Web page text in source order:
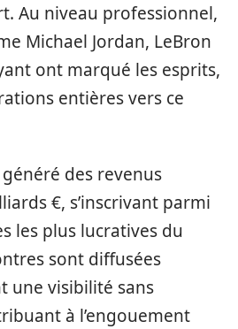
Au niveau professionnel,
Michael Jordan, LeBron
ont marqué les esprits,
entières vers ce
généré des revenus
€, s’inscrivant parmi
les plus lucratives du
sont diffusées
une visibilité sans
à l’engouement